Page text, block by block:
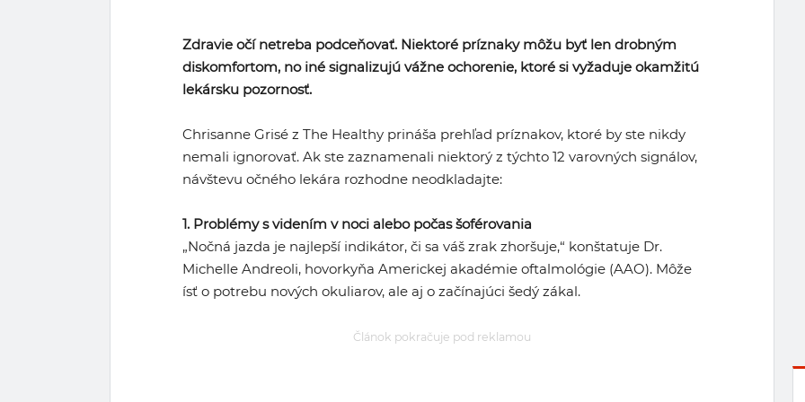
Zdravie očí netreba podceňovať. Niektoré príznaky môžu byť len drobným
diskomfortom, no iné signalizujú vážne ochorenie, ktoré si vyžaduje okamžitú
lekársku pozornosť.
Chrisanne Grisé z The Healthy prináša prehľad príznakov, ktoré by ste nikdy
nemali ignorovať. Ak ste zaznamenali niektorý z týchto 12 varovných signálov,
návštevu očného lekára rozhodne neodkladajte:
1. Problémy s videním v noci alebo počas šoférovania
„Nočná jazda je najlepší indikátor, či sa váš zrak zhoršuje,“ konštatuje Dr.
Michelle Andreoli, hovorkyňa Americkej akadémie oftalmológie (AAO). Môže
ísť o potrebu nových okuliarov, ale aj o začínajúci šedý zákal.
Článok pokračuje pod reklamou